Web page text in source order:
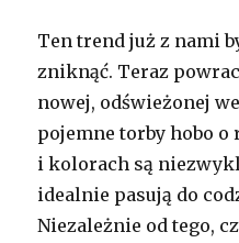
Ten trend już z nami
zniknąć. Teraz
nowej, odświeżonej
pojemne torby hobo
i kolorach są
idealnie pasują do
Niezależnie od tego,